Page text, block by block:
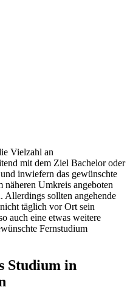
Vielzahl an
mit dem Ziel Bachelor oder
inwiefern das gewünschte
näheren Umkreis angeboten
Allerdings sollten angehende
täglich vor Ort sein
auch eine etwas weitere
Fernstudium
Studium in